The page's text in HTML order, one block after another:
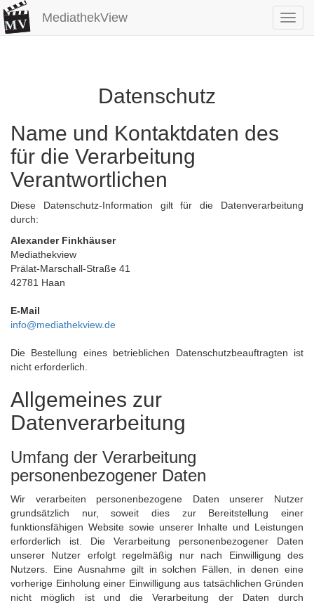
MediathekView
Datenschutz
Name und Kontaktdaten des
für die Verarbeitung
Verantwortlichen
Diese Datenschutz-Information gilt für die Datenverarbeitung
durch:
Alexander Finkhäuser
Mediathekview
Prälat-Marschall-Straße 41
42781 Haan
E-Mail
info@mediathekview.de
Die Bestellung eines betrieblichen Datenschutzbeauftragten ist
nicht erforderlich.
Allgemeines zur
Datenverarbeitung
Umfang der Verarbeitung
personenbezogener Daten
Wir verarbeiten personenbezogene Daten unserer Nutzer
grundsätzlich nur, soweit dies zur Bereitstellung einer
funktionsfähigen Website sowie unserer Inhalte und Leistungen
erforderlich ist. Die Verarbeitung personenbezogener Daten
unserer Nutzer erfolgt regelmäßig nur nach Einwilligung des
Nutzers. Eine Ausnahme gilt in solchen Fällen, in denen eine
vorherige Einholung einer Einwilligung aus tatsächlichen Gründen
nicht möglich ist und die Verarbeitung der Daten durch